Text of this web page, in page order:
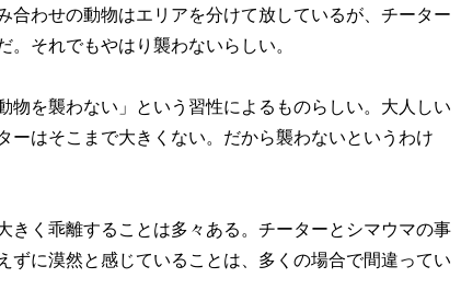
合わせの動物はエリアを分けて放しているが、チーター
それでもやはり襲わないらしい。
を襲わない」という習性によるものらしい。大人しい
ーはそこまで大きくない。だから襲わないというわけ
く乖離することは多々ある。チーターとシマウマの事
ずに漠然と感じていることは、多くの場合で間違ってい